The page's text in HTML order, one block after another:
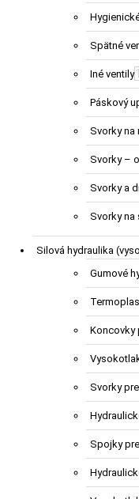
Spätné
Iné ventily
Páskový
Svorky na
Svorky –
Svorky a
Svorky na
Silová hydraulika
Gumové
Koncovky
Svorky
Spojky